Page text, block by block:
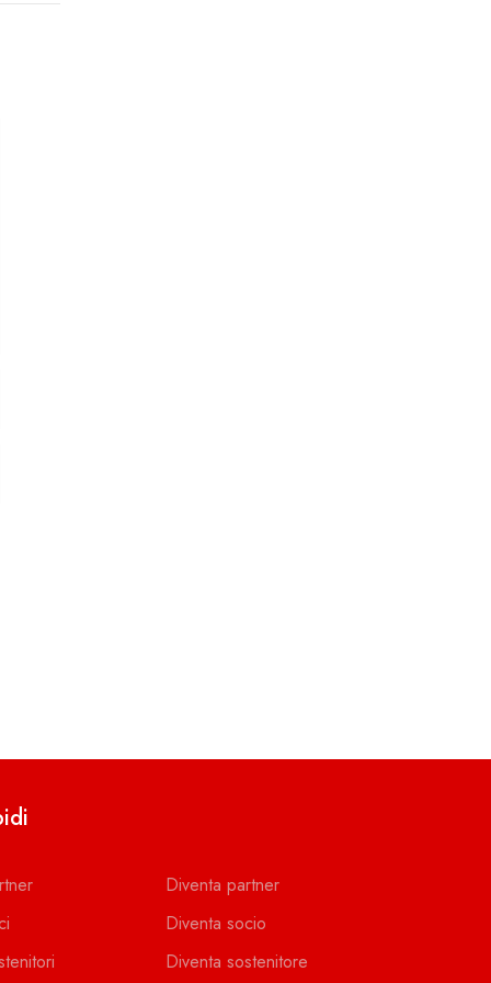
Diventa partner
Diventa socio
Diventa sostenitore